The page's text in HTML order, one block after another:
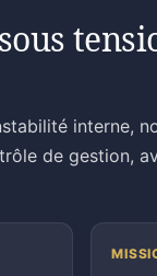
interne,
de gestion,